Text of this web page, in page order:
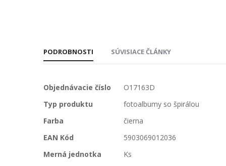
PODROBNOSTI
Viac
informácií
Objednávacie číslo
O17163D
Typ produktu
fotoalbumy so špirálou
Farba
čierna
EAN Kód
5903069012036
Merná jednotka
Ks
SÚVISIACE ČLÁNKY